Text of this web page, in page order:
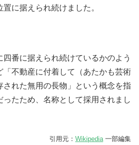
に据えられ続けました。
番に据えられ続けているかのよう
「不動産に付着して（あたかも芸術
された無用の長物」という概念を指
ったため、名称として採用されまし
引用元： Wikipedia一部編集